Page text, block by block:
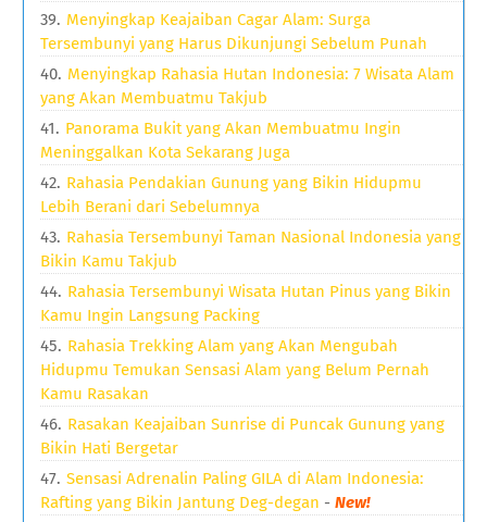
Menyingkap Keajaiban Cagar Alam: Surga
Tersembunyi yang Harus Dikunjungi Sebelum Punah
Menyingkap Rahasia Hutan Indonesia: 7 Wisata Alam
yang Akan Membuatmu Takjub
Panorama Bukit yang Akan Membuatmu Ingin
Meninggalkan Kota Sekarang Juga
Rahasia Pendakian Gunung yang Bikin Hidupmu
Lebih Berani dari Sebelumnya
Rahasia Tersembunyi Taman Nasional Indonesia yang
Bikin Kamu Takjub
Rahasia Tersembunyi Wisata Hutan Pinus yang Bikin
Kamu Ingin Langsung Packing
Rahasia Trekking Alam yang Akan Mengubah
Hidupmu Temukan Sensasi Alam yang Belum Pernah
Kamu Rasakan
Rasakan Keajaiban Sunrise di Puncak Gunung yang
Bikin Hati Bergetar
Sensasi Adrenalin Paling GILA di Alam Indonesia:
Rafting yang Bikin Jantung Deg-degan -New!